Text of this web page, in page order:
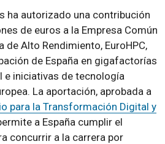
ha autorizado una contribución
de euros a la Empresa Común
de Alto Rendimiento, EuroHPC,
de España en gigafactorías
e iniciativas de tecnología
La aportación, aprobada a
para la Transformación Digital y
a España cumplir el
concurrir a la carrera por